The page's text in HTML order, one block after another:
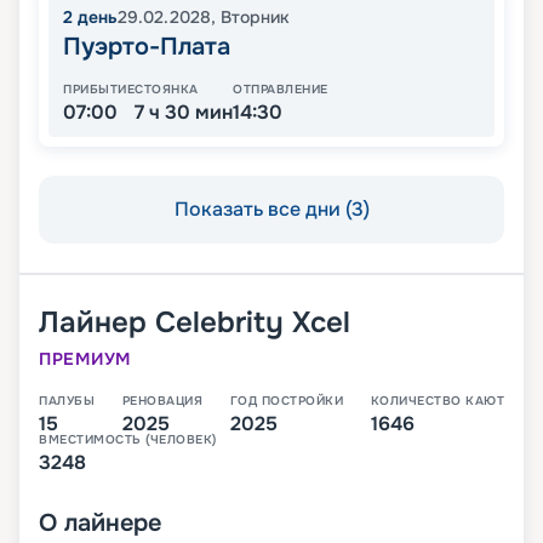
2 день29.02.2028, Вторник
Пуэрто-Плата
ПРИБЫТИЕ
07:00
СТОЯНКА
7 ч 30 мин
ОТПРАВЛЕНИЕ
14:30
Показать все дни (3)
Лайнер Celebrity Xcel
ПРЕМИУМ
ПАЛУБЫ
15
РЕНОВАЦИЯ
2025
ГОД ПОСТРОЙКИ
2025
КОЛИЧЕСТВО КАЮТ
1646
ВМЕСТИМОСТЬ (ЧЕЛОВЕК)
3248
О лайнере